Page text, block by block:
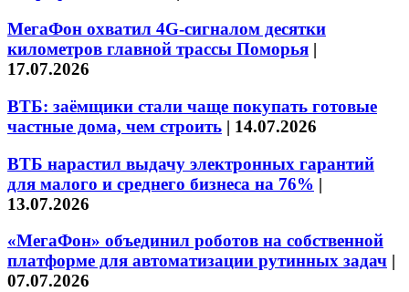
МегаФон охватил 4G-сигналом десятки
километров главной трассы Поморья |
17.07.2026
ВТБ: заёмщики стали чаще покупать готовые
частные дома, чем строить | 14.07.2026
ВТБ нарастил выдачу электронных гарантий
для малого и среднего бизнеса на 76% |
13.07.2026
«МегаФон» объединил роботов на собственной
платформе для автоматизации рутинных задач |
07.07.2026